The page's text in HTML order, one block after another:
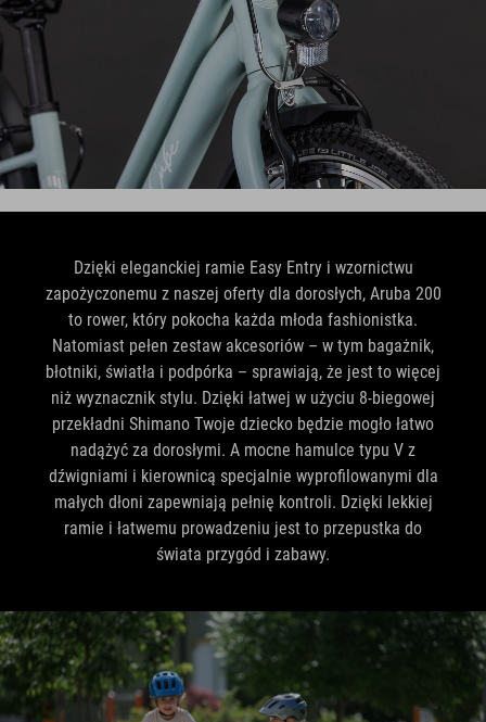
Dzięki eleganckiej ramie Easy Entry i wzornictwu
zapożyczonemu z naszej oferty dla dorosłych, Aruba 200
to rower, który pokocha każda młoda fashionistka.
Natomiast pełen zestaw akcesoriów – w tym bagażnik,
błotniki, światła i podpórka – sprawiają, że jest to więcej
niż wyznacznik stylu. Dzięki łatwej w użyciu 8-biegowej
przekładni Shimano Twoje dziecko będzie mogło łatwo
nadążyć za dorosłymi. A mocne hamulce typu V z
dźwigniami i kierownicą specjalnie wyprofilowanymi dla
małych dłoni zapewniają pełnię kontroli. Dzięki lekkiej
ramie i łatwemu prowadzeniu jest to przepustka do
świata przygód i zabawy.